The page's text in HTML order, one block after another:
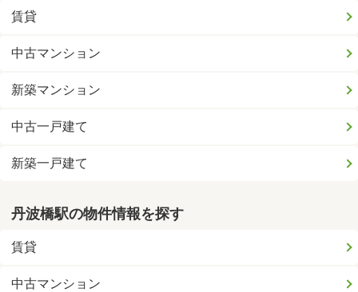
賃貸
中古マンション
新築マンション
中古一戸建て
新築一戸建て
丹波橋駅の物件情報を探す
賃貸
中古マンション